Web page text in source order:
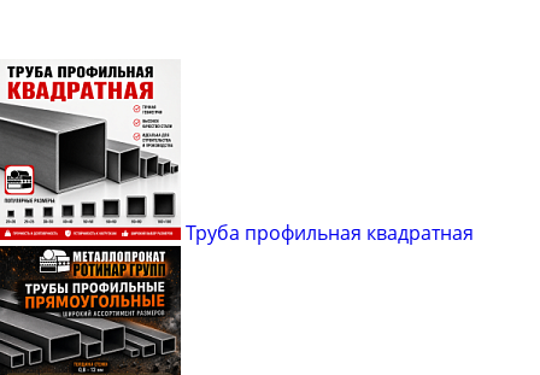
Труба профильная квадратная